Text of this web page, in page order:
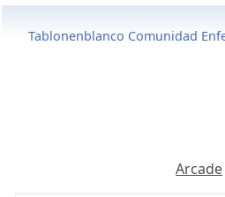
Tablonenblanco Comunidad
Arcade